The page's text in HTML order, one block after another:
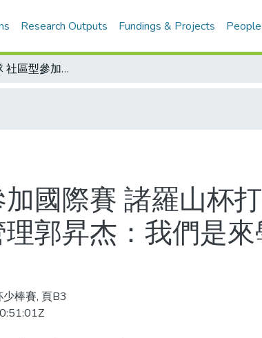
Research Outputs Fundings & Projects People
三峽鎮少棒隊 社區型參加國際賽 諸羅山杯打破以校報名/進軍國際 三峽鎮少棒隊球員管理郭昇杰：我們是來學習的/台灣社區型少棒隊一覽表
國際賽 諸羅山杯
郭昇杰：我們是
棒賽, 頁B3